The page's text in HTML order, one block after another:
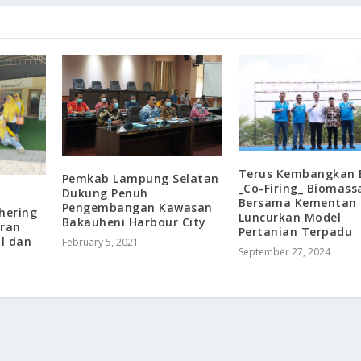
dan
Pemkab Lampung Selatan
Dukung Penuh
Pengembangan Kawasan
Bakauheni Harbour City
February 5, 2021
Terus Kembangkan
_Co-Firing_
Bersama Kementan
Luncurkan Model
Pertanian Terpadu
September 27, 2024